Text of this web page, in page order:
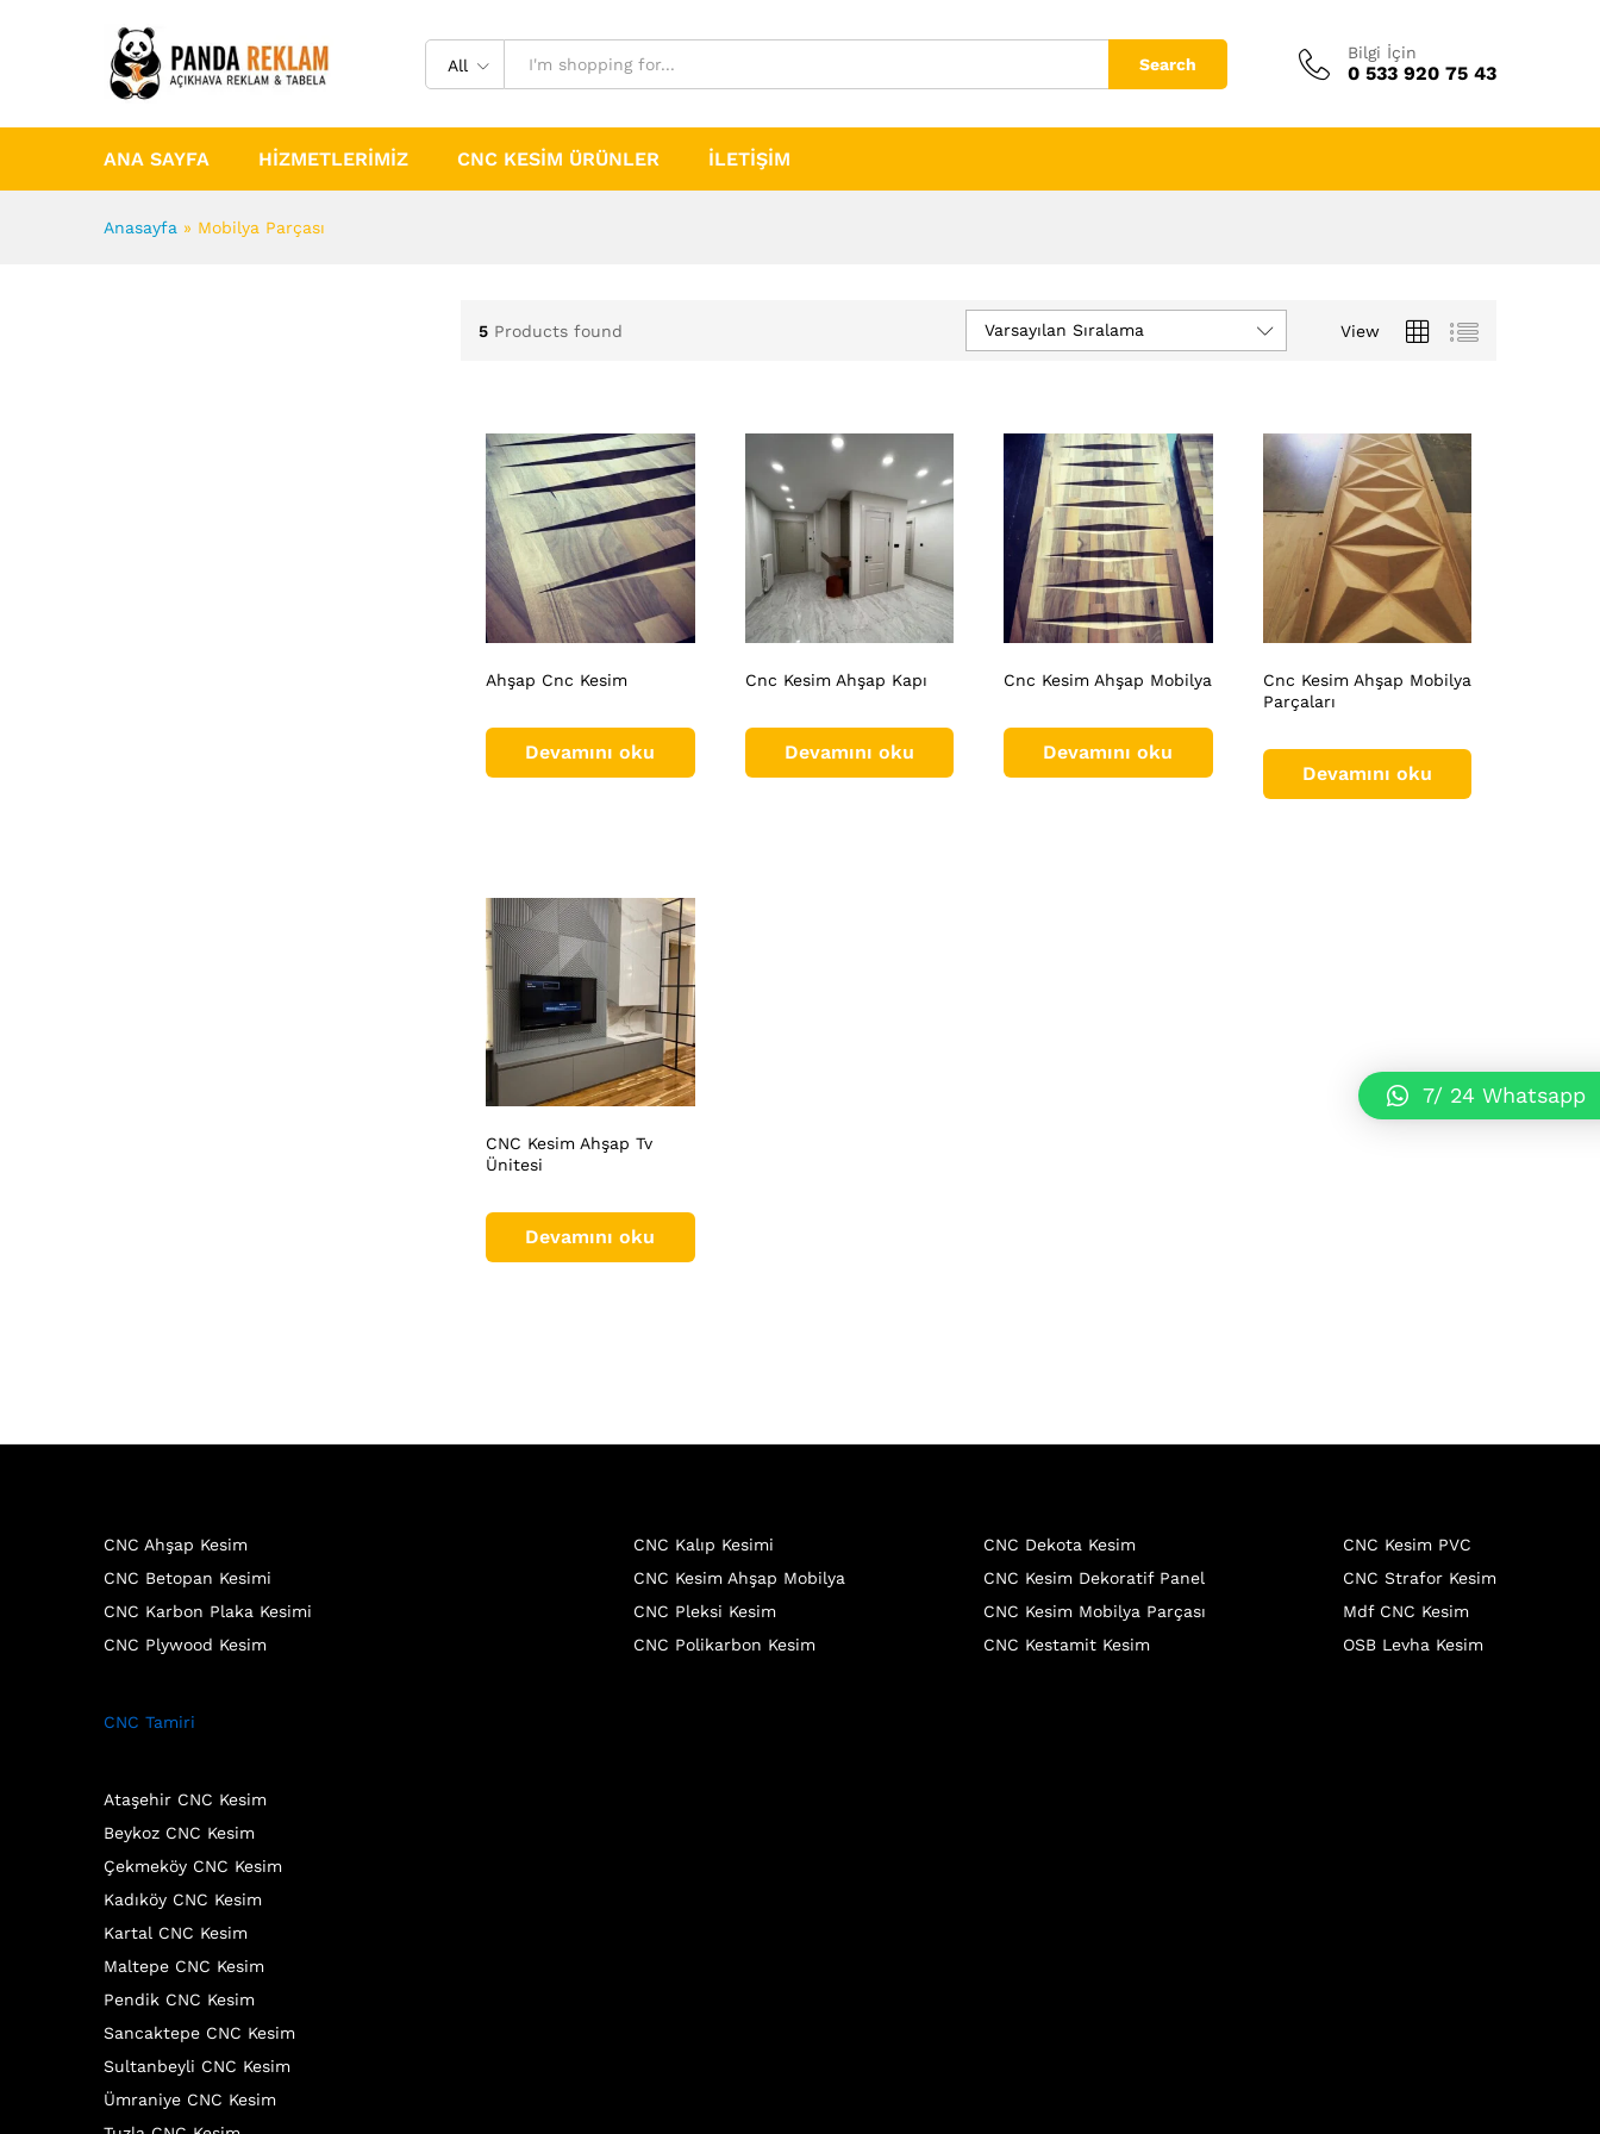
All Search
Bilgi İçin
0 533 920 75 43
ANA SAYFA HIZMETLERIMIZ CNC KESIM ÜRÜNLER İLETIŞIM
Anasayfa » Mobilya Parçası
5 Products found View
Varsayılan Sıralama
Ahşap Cnc Kesim
Devamını oku
Cnc Kesim Ahşap Kapı
Devamını oku
Cnc Kesim Ahşap Mobilya
Devamını oku
Cnc Kesim Ahşap Mobilya
Parçaları
Devamını oku
CNC Kesim Ahşap Tv
Ünitesi
Devamını oku
CNC Ahşap Kesim
CNC Betopan Kesimi
CNC Karbon Plaka Kesimi
CNC Plywood Kesim
CNC Tamiri
Ataşehir CNC Kesim
Beykoz CNC Kesim
Çekmeköy CNC Kesim
Kadıköy CNC Kesim
Kartal CNC Kesim
Maltepe CNC Kesim
Pendik CNC Kesim
Sancaktepe CNC Kesim
Sultanbeyli CNC Kesim
Ümraniye CNC Kesim
CNC Kalıp Kesimi
CNC Kesim Ahşap Mobilya
CNC Pleksi Kesim
CNC Polikarbon Kesim
CNC Dekota Kesim
CNC Kesim Dekoratif Panel
CNC Kesim Mobilya Parçası
CNC Kestamit Kesim
CNC Kesim PVC
CNC Strafor Kesim
Mdf CNC Kesim
OSB Levha Kesim
7/ 24 Whatsapp